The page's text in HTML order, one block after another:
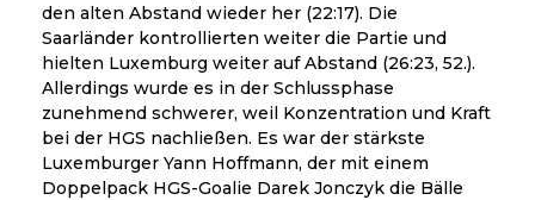
den alten Abstand wieder her (22:17). Die
Saarländer kontrollierten weiter die Partie und
hielten Luxemburg weiter auf Abstand (26:23, 52.).
Allerdings wurde es in der Schlussphase
zunehmend schwerer, weil Konzentration und Kraft
bei der HGS nachließen. Es war der stärkste
Luxemburger Yann Hoffmann, der mit einem
Doppelpack HGS-Goalie Darek Jonczyk die Bälle